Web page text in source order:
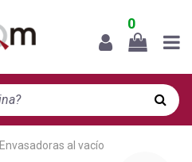
0
Envasadoras al vacío